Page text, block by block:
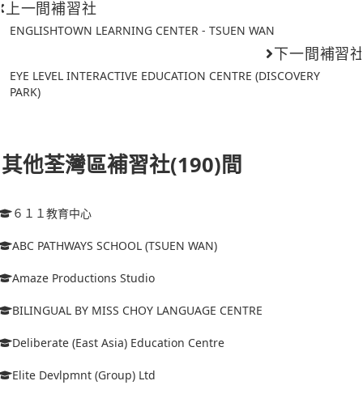
上一間補習社
ENGLISHTOWN LEARNING CENTER - TSUEN WAN
下一間補習
EYE LEVEL INTERACTIVE EDUCATION CENTRE (DISCOVERY
PARK)
其他荃灣區補習社(190)間
６１１教育中心
ABC PATHWAYS SCHOOL (TSUEN WAN)
Amaze Productions Studio
BILINGUAL BY MISS CHOY LANGUAGE CENTRE
Deliberate (East Asia) Education Centre
Elite Devlpmnt (Group) Ltd